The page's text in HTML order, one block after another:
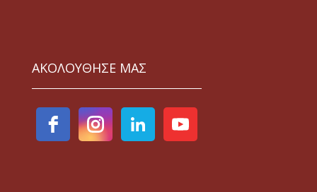
ΑΚΟΛΟΥΘΗΣΕ ΜΑΣ